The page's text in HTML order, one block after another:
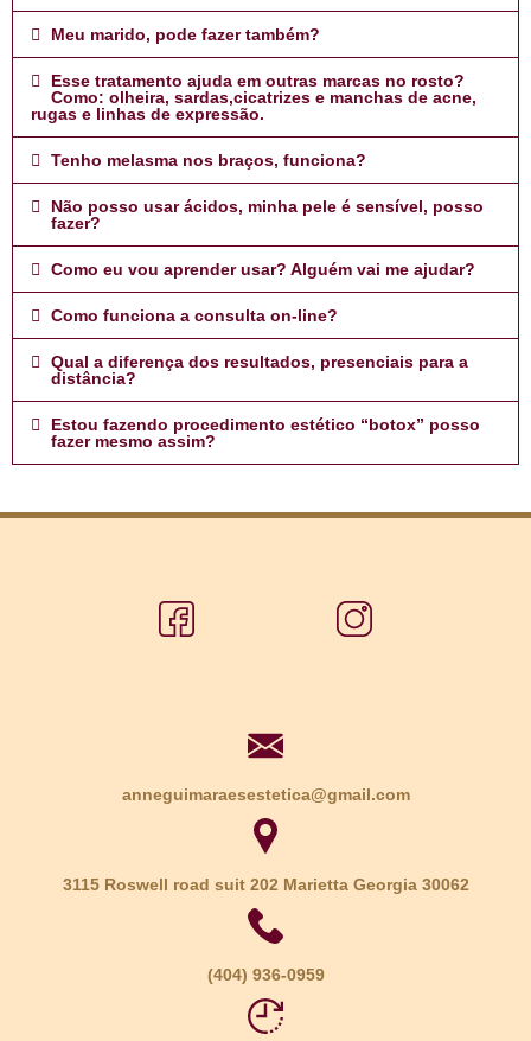
Meu marido, pode fazer também?
Esse tratamento ajuda em outras marcas no rosto?
Como: olheira, sardas,cicatrizes e manchas de acne,
rugas e linhas de expressão.
Tenho melasma nos braços, funciona?
Não posso usar ácidos, minha pele é sensível, posso
fazer?
Como eu vou aprender usar? Alguém vai me ajudar?
Como funciona a consulta on-line?
Qual a diferença dos resultados, presenciais para a
distância?
Estou fazendo procedimento estético “botox” posso
fazer mesmo assim?
anneguimaraesestetica@gmail.com
3115 Roswell road suit 202 Marietta Georgia 30062
(404) 936-0959